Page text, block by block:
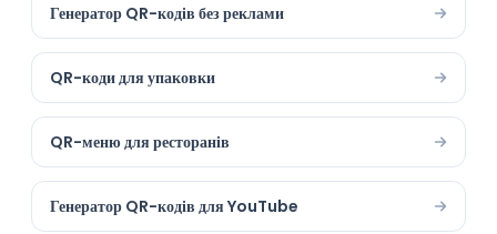
Генератор QR-кодів без реклами
QR-коди для упаковки
QR-меню для ресторанів
Генератор QR-кодів для YouTube